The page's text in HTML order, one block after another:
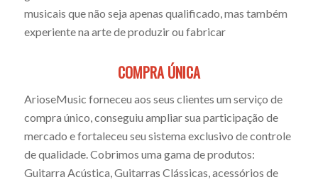
musicais que não seja apenas qualificado, mas também
experiente na arte de produzir ou fabricar
COMPRA ÚNICA
ArioseMusic forneceu aos seus clientes um serviço de
compra único, conseguiu ampliar sua participação de
mercado e fortaleceu seu sistema exclusivo de controle
de qualidade. Cobrimos uma gama de produtos:
Guitarra Acústica, Guitarras Clássicas, acessórios de